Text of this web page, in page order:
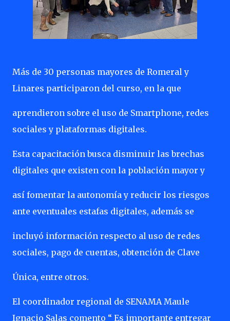
Más de 30 personas mayores de Romeral y
Linares participaron del curso, en la que
aprendieron sobre el uso de Smartphone, redes
sociales y plataformas digitales.
Esta capacitación busca disminuir las brechas
digitales que existen con la población mayor y
así fomentar la autonomía y reducir los riesgos
ante eventuales estafas digitales, además se
incluyó información respecto al uso de redes
sociales, pago de cuentas, obtención de Clave
Única, entre otros.
El coordinador regional de SENAMA Maule
Ignacio Salas comento “ Es importante entregar